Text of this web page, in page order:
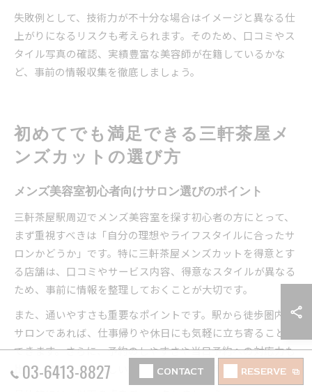
失敗例として、技術力が不十分な場合はイメージと異なる仕
上がりになるリスクも考えられます。そのため、口コミやス
タイル写真の確認、実績豊富な美容師が在籍しているかな
ど、事前の情報収集を徹底しましょう。
初めてでも満足できる三軒茶屋メ
ンズカットの選び方
メンズ美容室初心者向けサロン選びのポイント
三軒茶屋駅周辺でメンズ美容室を探す初心者の方にとって、
まず重視すべきは「自分の理想やライフスタイルに合ったサ
ロンかどうか」です。特に三軒茶屋メンズカットを得意とす
る店舗は、口コミやサービス内容、得意なスタイルが異なる
ため、事前に情報を整理しておくことが大切です。
また、通いやすさも重要なポイントです。駅から徒歩圏内の
サロンであれば、仕事帰りや休日にも気軽に立ち寄ることが
できます。さらに、予約のしやすさや当日予約への対応力も
比較しておくと、忙しい方でも安心して利用できます。
03-6413-8827 CONTACT RESERVE